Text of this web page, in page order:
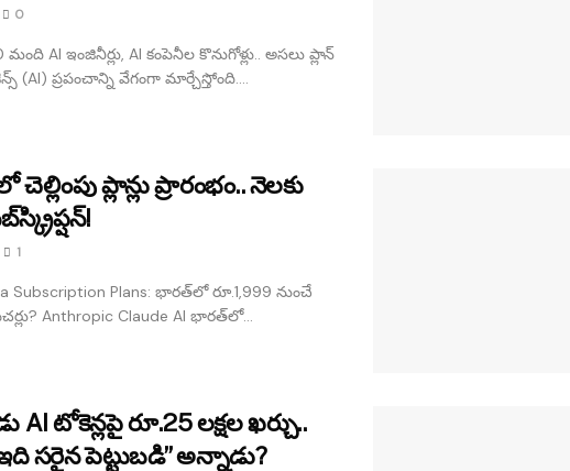
0
AI ఇంజినీర్లు, AI కంపెనీల కొనుగోళ్లు.. అసలు ప్లాన్
(AI) ప్రపంచాన్ని వేగంగా మార్చేస్తోంది....
ప్లాన్లు ప్రారంభం.. నెలకు
1
Subscription Plans: భారత్‌లో రూ.1,999 నుంచే
Anthropic Claude AI భారత్‌లో...
AI టోకెన్లపై రూ.25 లక్షల ఖర్చు..
సరైన పెట్టుబడి” అన్నాడు?